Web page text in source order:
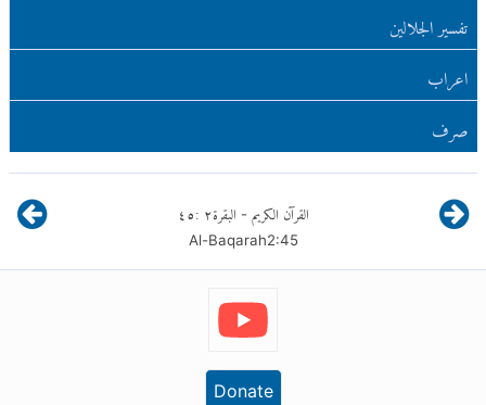
تفسير الجلالين
اعراب
صرف
القرآن الكريم - البقرة٢:٤٥
Al-Baqarah2:45
Donate